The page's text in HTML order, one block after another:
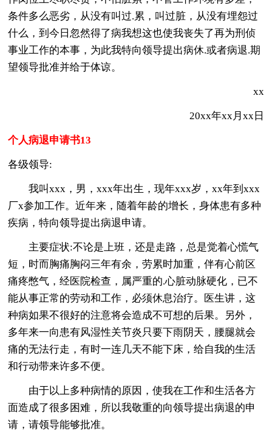
条件多么恶劣，从没有叫过.累，叫过脏，从没有埋怨过
什么，到今日忽然得了病我想这也使我丧失了再为刑侦
事业工作的本事，为此我特向领导提出病休.或者病退.期
望领导批准并给于体谅。
xx
20xx年xx月xx日
个人病退申请书13
各级领导:
我叫xxx，男，xxx年出生，现年xxx岁，xx年到xxx
厂x参加工作。近年来，随着年龄的增长，身体患有多种
疾病，特向领导提出病退申请。
主要症状:不论是上班，还是走路，总是觉着心慌气
短，时而胸痛胸闷三年有余，劳累时加重，伴有心前区
痛疼憋气，经医院检查，属严重的.心脏动脉硬化，已不
能从事正常的劳动和工作，必须休息治疗。医生讲，这
种病如果不很好的注意将会造成不可想的后果。另外，
多年来一向患有风湿性关节炎只要下雨阴天，腰腿就会
痛的无法行走，有时一连几天不能下床，给自我的生活
和行动带来许多不便。
由于以上多种病情的原因，使我在工作和生活各方
面造成了很多困难，所以我敬重的向领导提出病退的申
请，请领导能够批准。